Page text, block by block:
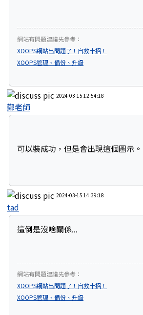
網站有問題建議先參考：
XOOPS網站出問題了！自救十招！
XOOPS管理、備份、升級
2024-03-15 12:54:18
鄭老師
可以裝成功，但是會出現這個圖示。
2024-03-15 14:39:18
tad
這倒是沒啥關係...
網站有問題建議先參考：
XOOPS網站出問題了！自救十招！
XOOPS管理、備份、升級